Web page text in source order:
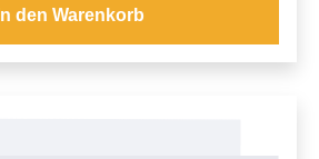
In den Warenkorb